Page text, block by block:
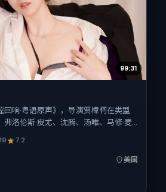
99:31
回响·粤语原声》，导演贾樟柯在类型
洛伦斯·皮尤、沈腾、汤唯、马修·麦
间 2025年7月19日（公映登记日
分钟，节奏张弛有度。
7.2
美国